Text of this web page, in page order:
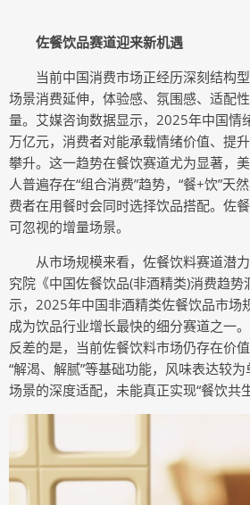
佐餐饮品赛道迎来新机遇
当前中国消费市场正经历深刻结构
场景消费延伸，体验感、氛围感、适配
量。艾媒咨询数据显示，2025年中国情
万亿元，消费者对能承载情绪价值、提
攀升。这一趋势在餐饮赛道尤为显著，
人普遍存在“组合消费”趋势，“餐+饮”天
费者在用餐时会同时选择饮品搭配。佐
可忽视的增量场景。
从市场规模来看，佐餐饮料赛道潜
究院《中国佐餐饮品(非酒精类)消费趋
示，2025年中国非酒精类佐餐饮品市场
成为饮品行业增长最快的细分赛道之一
反差的是，当前佐餐饮料市场仍存在价
“解渴、解腻”等基础功能，风味表达较
场景的深度适配，未能真正实现“餐饮共